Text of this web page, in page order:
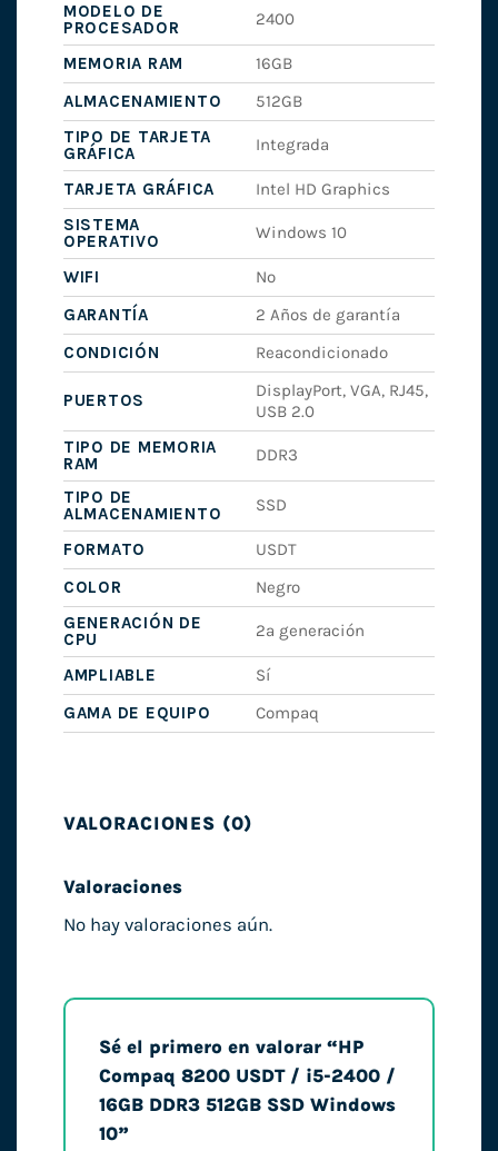
MODELO DE
PROCESADOR
2400
MEMORIA RAM
16GB
ALMACENAMIENTO
512GB
TIPO DE TARJETA
GRÁFICA
Integrada
TARJETA GRÁFICA
Intel HD Graphics
SISTEMA
OPERATIVO
Windows 10
WIFI
No
GARANTÍA
2 Años de garantía
CONDICIÓN
Reacondicionado
PUERTOS
DisplayPort, VGA, RJ45,
USB 2.0
TIPO DE MEMORIA
RAM
DDR3
TIPO DE
ALMACENAMIENTO
SSD
FORMATO
USDT
COLOR
Negro
GENERACIÓN DE
CPU
2ª generación
AMPLIABLE
Sí
GAMA DE EQUIPO
Compaq
VALORACIONES (0)
Valoraciones
No hay valoraciones aún.
Sé el primero en valorar “HP
Compaq 8200 USDT / i5-2400 /
16GB DDR3 512GB SSD Windows
10”